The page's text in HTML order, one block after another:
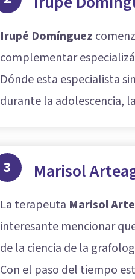
Irupé Domínguez
complementar
Dónde esta especialista
durante la adolescencia,
3 Marisol
La terapeuta Marisol
interesante mencionar
de la ciencia de la
Con el paso del tiempo